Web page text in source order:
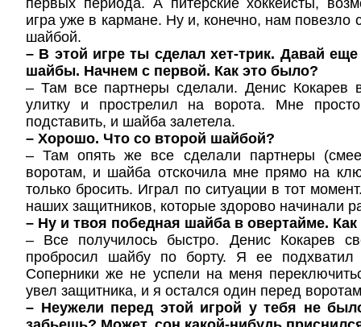
первых периода. А питерские хоккеисты,
игра уже в кармане. Ну и, конечно, нам повезло
шайбой.
– В этой игре ты сделал хет-трик. Давай
шайбы. Начнем с первой. Как это было?
– Там все партнеры сделали. Денис Кокарев
улитку и прострелил на ворота. Мне
подставить, и шайба залетела.
– Хорошо. Что со второй шайбой?
– Там опять же все сделали партнеры
воротам, и шайба отскочила мне прямо на
только бросить. Играл по ситуации в тот
наших защитников, которые здорово начинали
– Ну и твоя победная шайба в овертайме.
– Все получилось быстро. Денис Кокарев
пробросил шайбу по борту. Я ее
Соперники же не успели на меня
увел защитника, и я остался один перед
– Неужели перед этой игрой у тебя не